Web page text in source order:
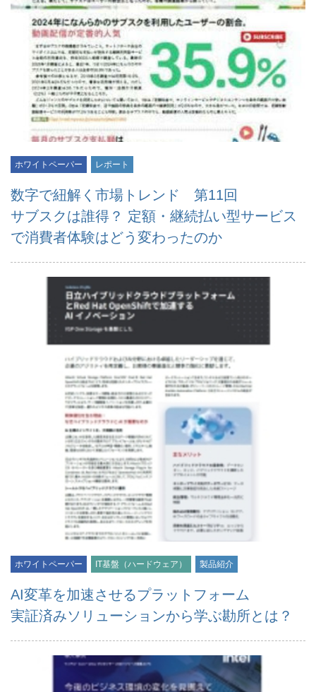
ホワイトペーパー レポート
数字で紐解く市場トレンド 第11回
サブスクは誰得？ 定額・継続払い型サービス
で消費者体験はどう変わったのか
ホワイトペーパー IT基盤（ハードウェア） 製品紹介
AI変革を加速させるプラットフォーム
実証済みソリューションから学ぶ勘所とは？